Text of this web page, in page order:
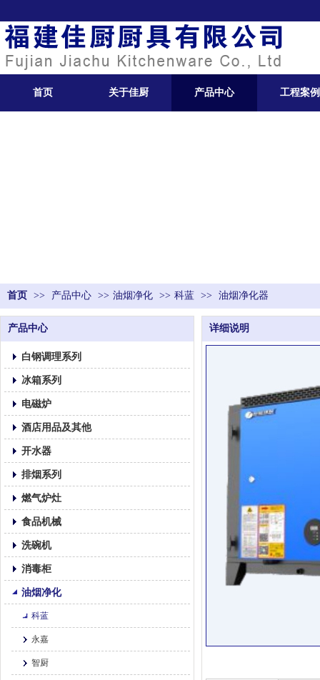
首页 关于佳厨 产品中心 工程案例
首页 >> 产品中心 >> 油烟净化 >> 科蓝 >> 油烟净化器
产品中心
白钢调理系列
冰箱系列
电磁炉
酒店用品及其他
开水器
排烟系列
燃气炉灶
食品机械
洗碗机
消毒柜
油烟净化
科蓝
永嘉
智厨
详细说明